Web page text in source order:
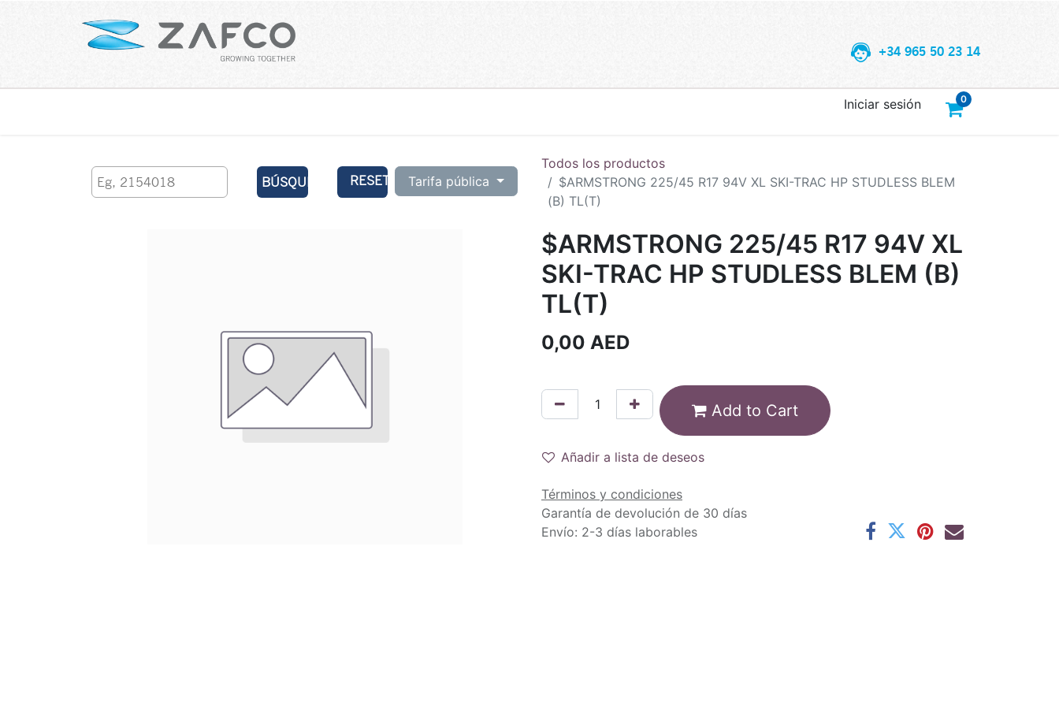
+34 965 50 23 14
0
Iniciar sesión
BÚSQUEDA RESET Tarifa pública
Todos los productos
$ARMSTRONG 225/45 R17 94V XL SKI-TRAC HP STUDLESS BLEM
(B) TL(T)
$ARMSTRONG 225/45 R17 94V XL
SKI-TRAC HP STUDLESS BLEM (B)
TL(T)
0,00 AED
Add to Cart
Añadir a lista de deseos
Términos y condiciones
Garantía de devolución de 30 días
Envío: 2-3 días laborables